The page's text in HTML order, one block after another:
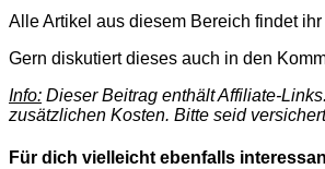
Alle Artikel aus diesem Bereich findet
Gern diskutiert dieses auch in den
Info: Dieser Beitrag enthält Affiliate-
zusätzlichen Kosten. Bitte seid
Für dich vielleicht ebenfalls